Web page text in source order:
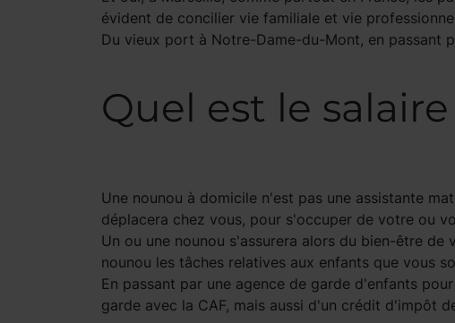
évident de concilier vie familiale et vie
Du vieux port à Notre-Dame-du-Mont, en passant
Quel est le
Une nounou à domicile n'est pas une assistante
déplacera chez vous, pour s'occuper de votre ou
Un ou une nounou s'assurera alors du bien-être
nounou les tâches relatives aux enfants que vous
En passant par une agence de garde d'enfants
garde avec la CAF, mais aussi d'un crédit d'impôt